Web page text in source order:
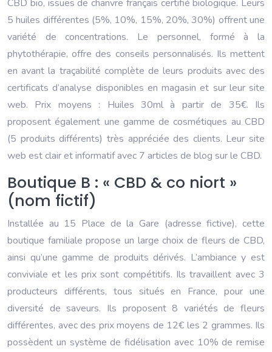
CBD bio, issues de chanvre français certifié biologique. Leurs
5 huiles différentes (5%, 10%, 15%, 20%, 30%) offrent une
variété de concentrations. Le personnel, formé à la
phytothérapie, offre des conseils personnalisés. Ils mettent
en avant la traçabilité complète de leurs produits avec des
certificats d’analyse disponibles en magasin et sur leur site
web. Prix moyens : Huiles 30ml à partir de 35€. Ils
proposent également une gamme de cosmétiques au CBD
(5 produits différents) très appréciée des clients. Leur site
web est clair et informatif avec 7 articles de blog sur le CBD.
Boutique B : « CBD & co niort »
(nom fictif)
Installée au 15 Place de la Gare (adresse fictive), cette
boutique familiale propose un large choix de fleurs de CBD,
ainsi qu’une gamme de produits dérivés. L’ambiance y est
conviviale et les prix sont compétitifs. Ils travaillent avec 3
producteurs différents, tous situés en France, pour une
diversité de saveurs. Ils proposent 8 variétés de fleurs
différentes, avec des prix moyens de 12€ les 2 grammes. Ils
possèdent un système de fidélisation avec 10% de remise